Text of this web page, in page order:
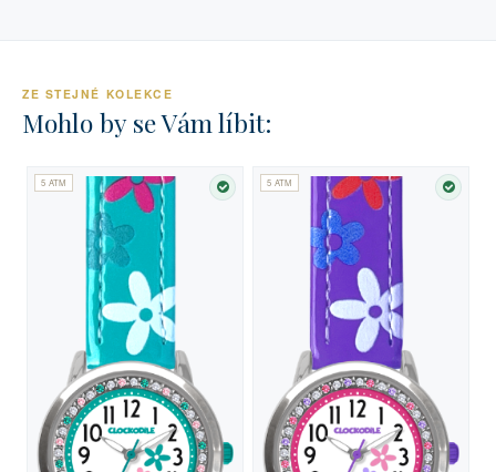
ZE STEJNÉ KOLEKCE
Mohlo by se Vám líbit:
5 ATM
SKLADEM
5 ATM